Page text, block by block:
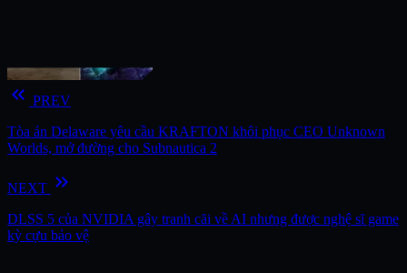
keyboard_double_arrow_left PREV
Tòa án Delaware yêu cầu KRAFTON khôi phục CEO Unknown
Worlds, mở đường cho Subnautica 2
NEXT keyboard_double_arrow_right
DLSS 5 của NVIDIA gây tranh cãi về AI nhưng được nghệ sĩ game
kỳ cựu bảo vệ